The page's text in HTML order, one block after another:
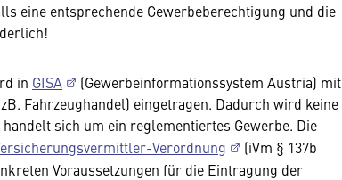
eine entsprechende Gewerbeberechtigung und die
in GISA
(Gewerbeinformationssystem Austria) mit
Fahrzeughandel) eingetragen. Dadurch wird keine
sich um ein reglementiertes Gewerbe. Die
Verordnung
(iVm § 137b
Voraussetzungen für die Eintragung der